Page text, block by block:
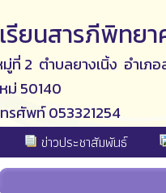
รียนสารภีพิทย
ที่ 2 ตำบลยางเนิ้ง อำเภ
ม่ 50140
ทรศัพท์ 053321254
ข่าวประชาสัมพันธ์